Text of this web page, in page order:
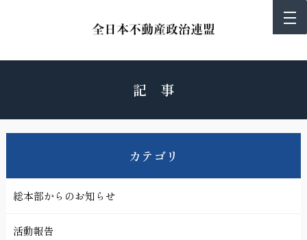
記 事
カテゴリ
総本部からのお知らせ
活動報告